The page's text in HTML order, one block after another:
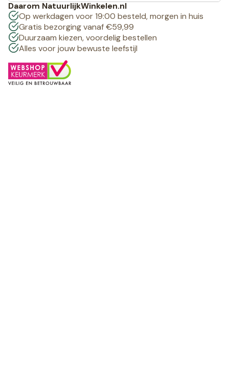
Daarom NatuurlijkWinkelen.nl
Op werkdagen voor 19:00 besteld, morgen in huis
Gratis bezorging vanaf €59,99
Duurzaam kiezen, voordelig bestellen
Alles voor jouw bewuste leefstijl